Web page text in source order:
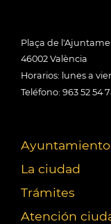
Plaça de
46002 València
Horarios: lunes a
Teléfono: 963 52 54
Ayuntamiento
La ciudad
Trámites
Atención